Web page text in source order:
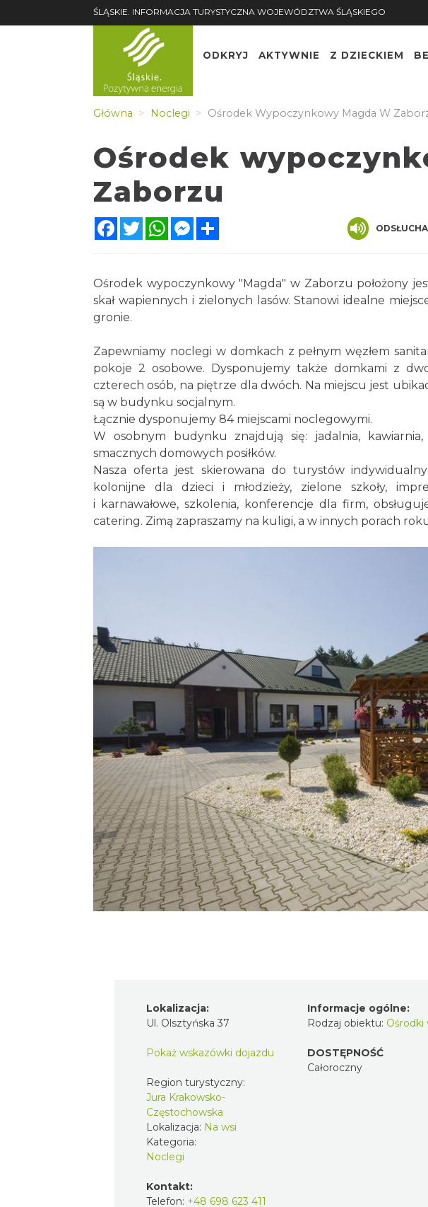
ŚLĄSKIE. INFORMACJA TURYSTYCZNA WOJEWÓDZTWA ŚLĄSKIEGO
ODKRYJ AKTYWNIE Z DZIECKIEM
Główna Noclegi Ośrodek Wypoczynkowy Magda W
Ośrodek
Zaborzu
FacebookTwitterWhatsAppMessenger
Ośrodek wypoczynkowy "Magda" w Zaborzu położony
skał wapiennych i zielonych lasów. Stanowi idealne
gronie.
Zapewniamy noclegi w domkach z pełnym węzłem
pokoje 2 osobowe. Dysponujemy także domkami z
czterech osób, na piętrze dla dwóch. Na miejscu jest
są w budynku socjalnym.
Łącznie dysponujemy 84 miejscami noclegowymi.
W osobnym budynku znajdują się: jadalnia,
smacznych domowych posiłków.
Nasza oferta jest skierowana do turystów
kolonijne dla dzieci i młodzieży, zielone szkoły,
i karnawałowe, szkolenia, konferencje dla firm,
catering. Zimą zapraszamy na kuligi, a w innych porach
Lokalizacja:
Ul. Olsztyńska 37
Pokaż wskazówki dojazdu
Region turystyczny:
Jura Krakowsko-
Częstochowska
Lokalizacja: Na wsi
Kategoria:
Noclegi
Kontakt:
Telefon: +48 698 623 411
Informacje ogólne:
Rodzaj obiektu:
DOSTĘPNOŚĆ
Całoroczny